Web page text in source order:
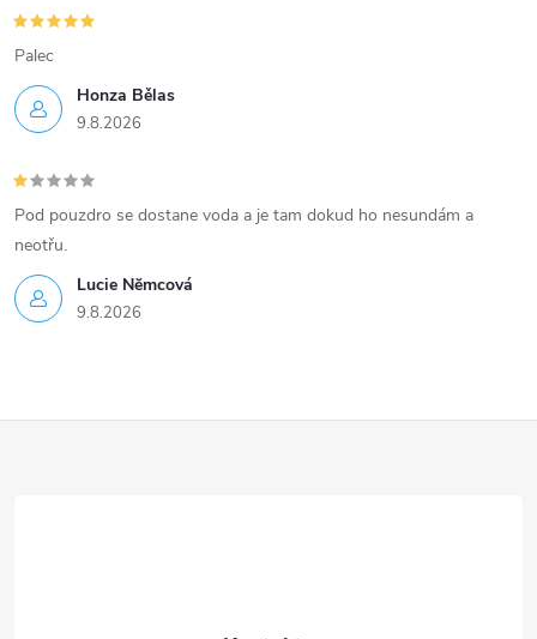
Honza Bělas
9.8.2026
Palec
Lucie Nĕmcová
9.8.2026
Pod pouzdro se dostane voda a je tam dokud ho nesundám a
neotřu.